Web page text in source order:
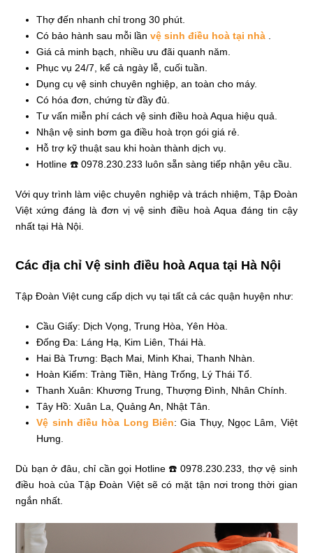
Thợ đến nhanh chỉ trong 30 phút.
Có bảo hành sau mỗi lầnvệ sinh điều hoà tại nhà
Giá cả minh bạch, nhiều ưu đãi quanh năm.
Phục vụ 24/7, kể cả ngày lễ, cuối tuần.
Dụng cụ vệ sinh chuyên nghiệp, an toàn cho máy.
Có hóa đơn, chứng từ đầy đủ.
Tư vấn miễn phí cách vệ sinh điều hoà Aqua hiệu quả.
Nhận vệ sinh bơm ga điều hoà trọn gói giá rẻ.
Hỗ trợ kỹ thuật sau khi hoàn thành dịch vụ.
Hotline ☎️ 0978.230.233 luôn sẵn sàng tiếp nhận yêu cầu.
Với quy trình làm việc chuyên nghiệp và trách nhiệm, Tập Đoàn
Việt xứng đáng là đơn vị vệ sinh điều hoà Aqua đáng tin cậy
nhất tại Hà Nội.
Các địa chỉ Vệ sinh điều hoà Aqua tại Hà Nội
Tập Đoàn Việt cung cấp dịch vụ tại tất cả các quận huyện như:
Cầu Giấy: Dịch Vọng, Trung Hòa, Yên Hòa.
Đống Đa: Láng Hạ, Kim Liên, Thái Hà.
Hai Bà Trưng: Bạch Mai, Minh Khai, Thanh Nhàn.
Hoàn Kiếm: Tràng Tiền, Hàng Trống, Lý Thái Tổ.
Thanh Xuân: Khương Trung, Thượng Đình, Nhân Chính.
Tây Hồ: Xuân La, Quảng An, Nhật Tân.
Vệ sinh điều hòa Long Biên: Gia Thụy, Ngọc Lâm, Việt
Hưng.
Dù bạn ở đâu, chỉ cần gọi Hotline ☎️ 0978.230.233, thợ vệ sinh
điều hoà của Tập Đoàn Việt sẽ có mặt tận nơi trong thời gian
ngắn nhất.